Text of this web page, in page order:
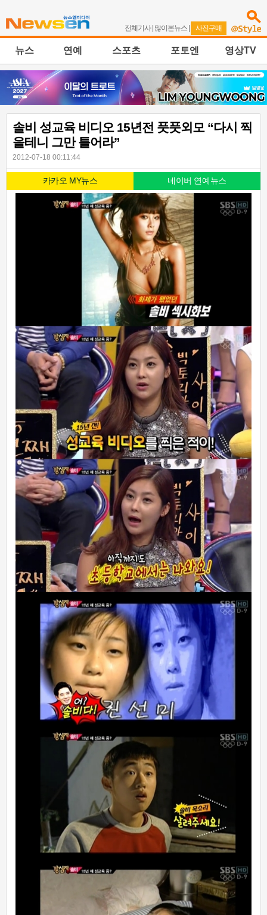
전체기사| 많이본뉴스 | 사진구매
뉴스 연예 스포츠 포토엔 영상TV
솔비 성교육 비디오 15년전 풋풋외모 “다시 찍
을테니 그만 틀어라”
2012-07-18 00:11:44
카카오 MY뉴스 네이버 연예뉴스